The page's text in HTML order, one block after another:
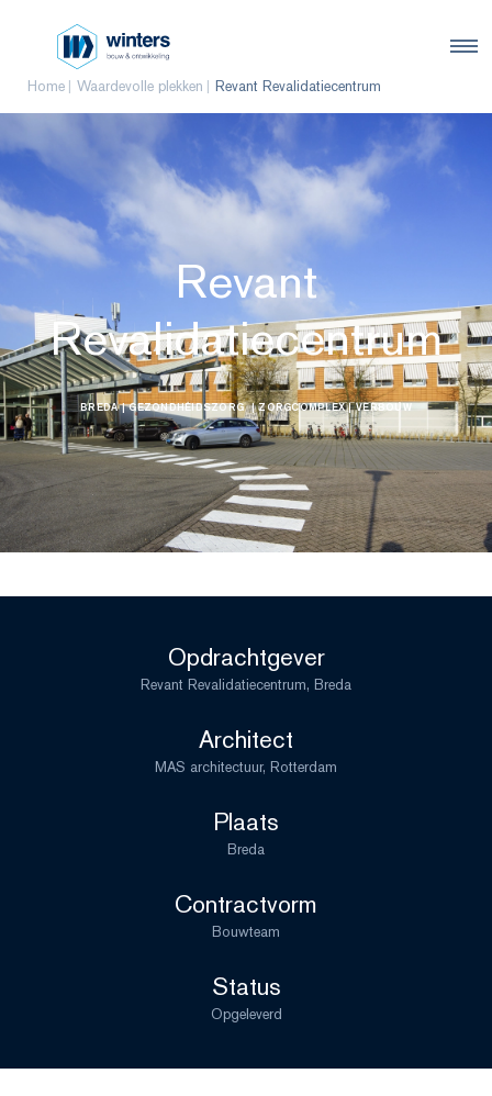
Home Waardevolle plekken Revant Revalidatiecentrum
Revant
Revalidatiecentrum
BREDA| GEZONDHEIDSZORG | ZORGCOMPLEX| VERBOUW
Opdrachtgever
Revant Revalidatiecentrum, Breda
Architect
MAS architectuur, Rotterdam
Plaats
Breda
Contractvorm
Bouwteam
Status
Opgeleverd